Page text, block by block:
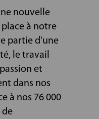
nouvelle
à notre
partie d'une
le travail
et
dans nos
à nos 76 000
de